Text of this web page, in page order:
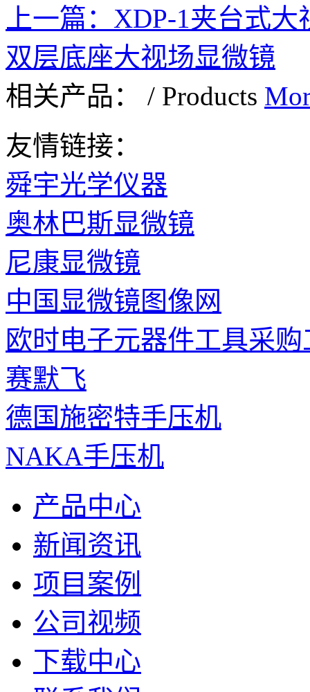
上一篇： XDP-1夹台式大
双层底座大视场显微镜
相关产品：
/ Products
友情链接：
舜宇光学仪器
奥林巴斯显微镜
尼康显微镜
中国显微镜图像网
欧时电子元器件工具采购
赛默飞
德国施密特手压机
NAKA手压机
产品中心
新闻资讯
项目案例
公司视频
下载中心